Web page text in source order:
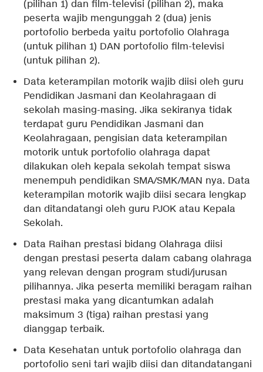
(pilihan 1) dan film-televisi (pilihan 2), maka
peserta wajib mengunggah 2 (dua) jenis
portofolio berbeda yaitu portofolio Olahraga
(untuk pilihan 1) DAN portofolio film-televisi
(untuk pilihan 2).
Data keterampilan motorik wajib diisi oleh guru
Pendidikan Jasmani dan Keolahragaan di
sekolah masing-masing. Jika sekiranya tidak
terdapat guru Pendidikan Jasmani dan
Keolahragaan, pengisian data keterampilan
motorik untuk portofolio olahraga dapat
dilakukan oleh kepala sekolah tempat siswa
menempuh pendidikan SMA/SMK/MAN nya. Data
keterampilan motorik wajib diisi secara lengkap
dan ditandatangi oleh guru PJOK atau Kepala
Sekolah.
Data Raihan prestasi bidang Olahraga diisi
dengan prestasi peserta dalam cabang olahraga
yang relevan dengan program studi/jurusan
pilihannya. Jika peserta memiliki beragam raihan
prestasi maka yang dicantumkan adalah
maksimum 3 (tiga) raihan prestasi yang
dianggap terbaik.
Data Kesehatan untuk portofolio olahraga dan
portofolio seni tari wajib diisi dan ditandatangani